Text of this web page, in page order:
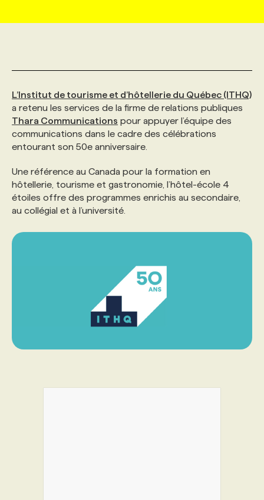
AFFAIRES DE L'INDUSTRIE
INITIATIVES NUMÉRIQUES
PRIX ET DISTINCTIONS
TENDANCES
WEB & MÉDIAS SOCIAUX
MARKETING DURABLE
GEO/SEO
ÉVÉNEMENTIEL
NOS AUTEUR‧RICES
INFOLETTRE PUBLICITÉ
ANNONCEZ AVEC NOUS
CONSULTER LA CVTHÈQUE
PROFIL ENTREPRISE
FAQ
ANNONCEZ AVEC NOUS
VOIR LES OFFRES
PROFIL CANDIDAT
FAQ
ANNONCEZ AVEC NOUS
NOS FORMATIONS EN LIGNE
NOS PARCOURS DE FORMATIONS
FORMATIONS PERSONNALISÉES
NOS FORMATEUR‧RICES
POURQUOI CHOISIR NOS FORMATIONS
PROGRAMMES DE SUBVENTIONS
CHASSE DE TÊTE
SERVICE DE CHASSE DE TÊTE
NOS TARIFS
NOS EXPERTISES
FAQ
L’Institut de tourisme et d’hôtellerie du Québec (ITHQ)
a retenu les services de la firme de relations publiques
Thara Communications pour appuyer l’équipe des
communications dans le cadre des célébrations
entourant son 50e anniversaire.
Une référence au Canada pour la formation en
hôtellerie, tourisme et gastronomie, l’hôtel-école 4
étoiles offre des programmes enrichis au secondaire,
au collégial et à l’université.